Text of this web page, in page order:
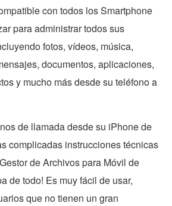
con todos los Smartphone
para administrar todos sus
fotos, vídeos, música,
documentos, aplicaciones,
y mucho más desde su teléfono a
de llamada desde su iPhone de
complicadas instrucciones técnicas
de Archivos para Móvil de
de todo! Es muy fácil de usar,
que no tienen un gran